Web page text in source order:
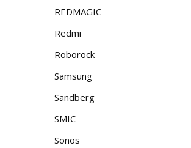
REDMAGIC
Redmi
Roborock
Samsung
Sandberg
SMIC
Sonos